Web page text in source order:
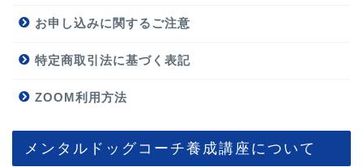
お申し込みに関するご注意
特定商取引法に基づく表記
ZOOM利用方法
メンタルドッグコーチ養成講座について